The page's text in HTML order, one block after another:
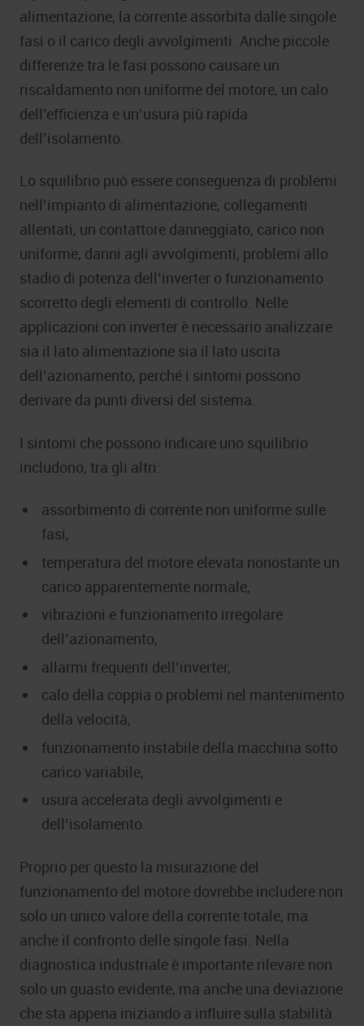
alimentazione, la corrente assorbita dalle singole
fasi o il carico degli avvolgimenti. Anche piccole
differenze tra le fasi possono causare un
riscaldamento non uniforme del motore, un calo
dell’efficienza e un’usura più rapida
dell’isolamento.
Lo squilibrio può essere conseguenza di problemi
nell’impianto di alimentazione, collegamenti
allentati, un contattore danneggiato, carico non
uniforme, danni agli avvolgimenti, problemi allo
stadio di potenza dell’inverter o funzionamento
scorretto degli elementi di controllo. Nelle
applicazioni con inverter è necessario analizzare
sia il lato alimentazione sia il lato uscita
dell’azionamento, perché i sintomi possono
derivare da punti diversi del sistema.
I sintomi che possono indicare uno squilibrio
includono, tra gli altri:
assorbimento di corrente non uniforme sulle
fasi,
temperatura del motore elevata nonostante un
carico apparentemente normale,
vibrazioni e funzionamento irregolare
dell’azionamento,
allarmi frequenti dell’inverter,
calo della coppia o problemi nel mantenimento
della velocità,
funzionamento instabile della macchina sotto
carico variabile,
usura accelerata degli avvolgimenti e
dell’isolamento.
Proprio per questo la misurazione del
funzionamento del motore dovrebbe includere non
solo un unico valore della corrente totale, ma
anche il confronto delle singole fasi. Nella
diagnostica industriale è importante rilevare non
solo un guasto evidente, ma anche una deviazione
che sta appena iniziando a influire sulla stabilità